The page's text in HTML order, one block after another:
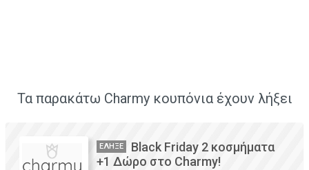
Τα παρακάτω Charmy κουπόνια έχουν λήξει
ΈΛΗΞΕ
Black Friday 2 κοσμήματα
+1 Δώρο στο Charmy!